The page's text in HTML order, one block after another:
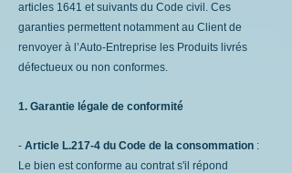
articles 1641 et suivants du Code civil. Ces
garanties permettent notamment au Client de
renvoyer à l’Auto-Entreprise les Produits livrés
défectueux ou non conformes.
1. Garantie légale de conformité
- Article L.217-4 du Code de la consommation :
Le bien est conforme au contrat s'il répond